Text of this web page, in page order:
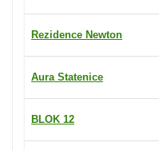
Rezidence Newton
Aura Statenice
BLOK 12